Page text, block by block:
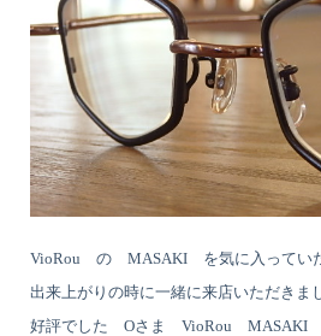
VioRou の MASAKI を気に入ってい
出来上がりの時に一緒に来店いただきま
好評でした Oさま VioRou MASAKI